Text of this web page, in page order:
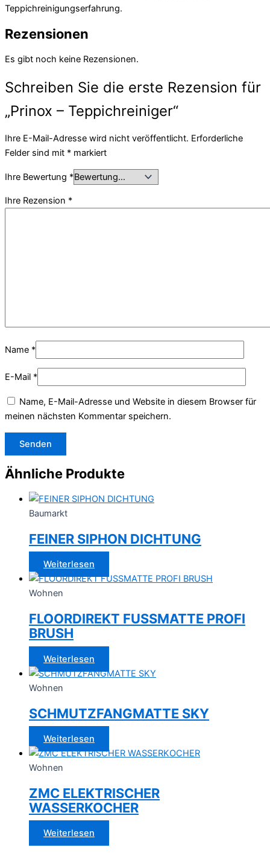
Teppichreinigungserfahrung.
Rezensionen
Es gibt noch keine Rezensionen.
Schreiben Sie die erste Rezension für
„Prinox – Teppichreiniger“
Ihre E-Mail-Adresse wird nicht veröffentlicht. Erforderliche
Felder sind mit * markiert
Ihre Bewertung *
Ihre Rezension *
Name *
E-Mail *
Name, E-Mail-Adresse und Website in diesem Browser für
meinen nächsten Kommentar speichern.
Ähnliche Produkte
Baumarkt
FEINER SIPHON DICHTUNG
Weiterlesen
Wohnen
FLOORDIREKT FUSSMATTE PROFI
BRUSH
Weiterlesen
Wohnen
SCHMUTZFANGMATTE SKY
Weiterlesen
Wohnen
ZMC ELEKTRISCHER
WASSERKOCHER
Weiterlesen